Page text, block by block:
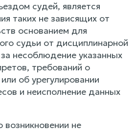
судей, является
таких не зависящих от
основанием для
судьи от дисциплинарной
несоблюдение указанных
требований о
об урегулировании
и неисполнение данных
возникновении не